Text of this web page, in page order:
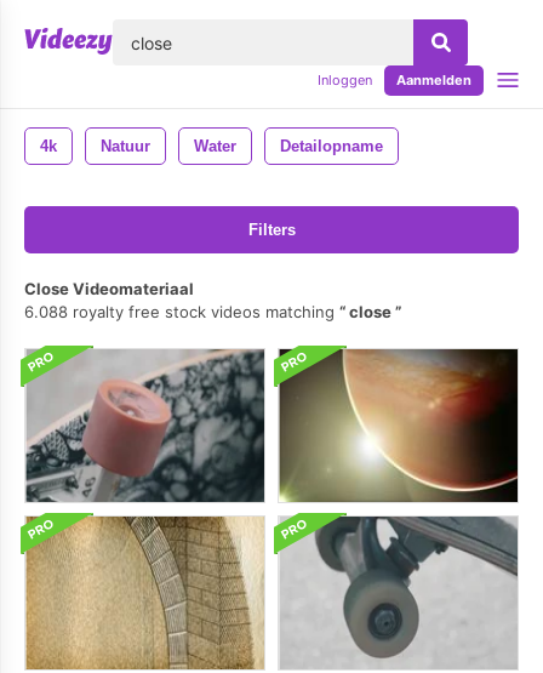
Inloggen Aanmelden
4k Natuur Water Detailopname
Filters
Close Videomateriaal
6.088 royalty free stock videos matching
close